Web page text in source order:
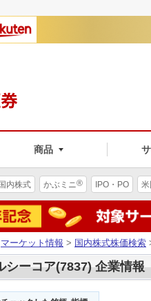
商品
内株式 かぶミニ® IPO・PO
マーケット情報 > 国内株式株価検索
シーコア(7837) 企業情報